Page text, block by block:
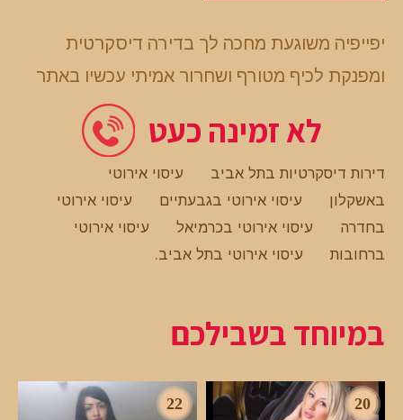
יפייפיה משוגעת מחכה לך בדירה דיסקרטית
ומפנקת לכיף מטורף ושחרור אמיתי עכשיו באתר
לא זמינה כעט
דירות דיסקרטיות בתל אביב
עיסוי אירוטי
באשקלון
עיסוי אירוטי בגבעתיים
עיסוי אירוטי
בחדרה
עיסוי אירוטי בכרמיאל
עיסוי אירוטי
ברחובות
עיסוי אירוטי בתל אביב.
במיוחד בשבילכם
20
22